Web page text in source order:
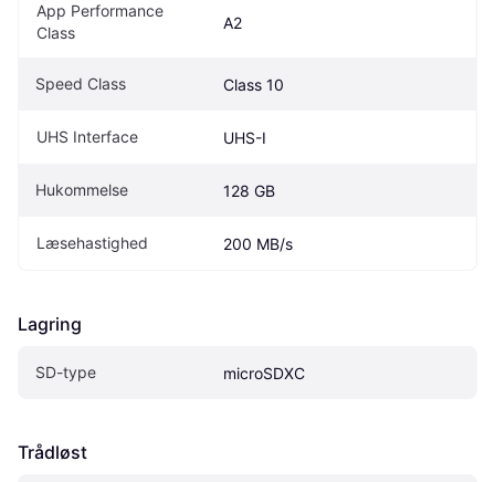
App Performance
Class
A2
Speed Class Class 10
UHS Interface UHS-I
Hukommelse 128 GB
Læsehastighed 200 MB/s
Lagring
SD-type microSDXC
Trådløst